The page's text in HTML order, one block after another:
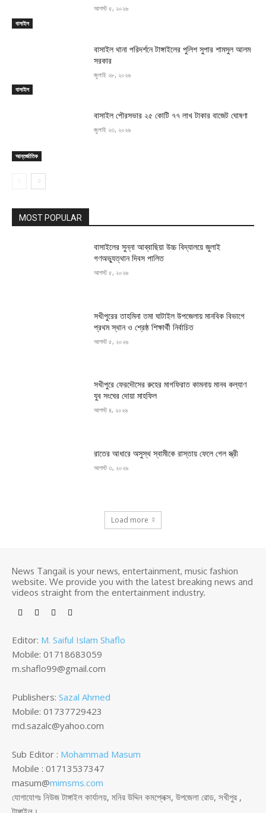
বাসাইল
আগস্ট ৫, ২০২৬
বাসাইল
বাসাইল থানা পরিদর্শনে টাঙ্গাইলের পুলিশ সুপার শামসুল আলম
সরকার
জুলাই ২৮, ২০২৬
আন্তর্জাতিক
বাসাইল পৌরসভার ২৫ কোটি ৭৭ লাখ টাকার বাজেট ঘোষণা
জুলাই ২৩, ২০২৬
MOST POPULAR
বাসাইলের সুন্না আব্বাছিয়া উচ্চ বিদ্যালয়ে জুলাই
গণঅভ্যুত্থান দিবস পালিত
আগস্ট ৫, ২০২৬
সখীপুরের তাহমিনা তমা ঘাটাইল উপজেলায় মানবিক বিভাগে
প্রথম স্থান ও শ্রেষ্ঠ শিক্ষার্থী নির্বাচিত
আগস্ট ৫, ২০২৬
সখীপুরে ফেরদৌসের রুহের মাগফিরাত কামনায় মানব কল্যাণ
যুব সংঘের দোয়া মাহফিল
আগস্ট ৪, ২০২৬
রাতের আধারে অসুস্থ স্বামীকে রাস্তায় ফেলে গেল স্ত্রী
আগস্ট ৩, ২০২৬
Load more
News Tangail is your news, entertainment, music fashion
website. We provide you with the latest breaking news and
videos straight from the entertainment industry.
Editor: M. Saiful Islam Shaflo
Mobile: 01718683059
m.shaflo99@gmail.com
Publishers: Sazal Ahmed
Mobile: 01737729423
md.sazalc@yahoo.com
Sub Editor : Mohammad Masum
Mobile : 01713537347
masum@mimsms.com
যোগাযোগঃ নিউজ টাঙ্গাইল কার্যালয়, মনির উদ্দিন কমপ্লেক্স, উপজেলা রোড, সখীপুর ,